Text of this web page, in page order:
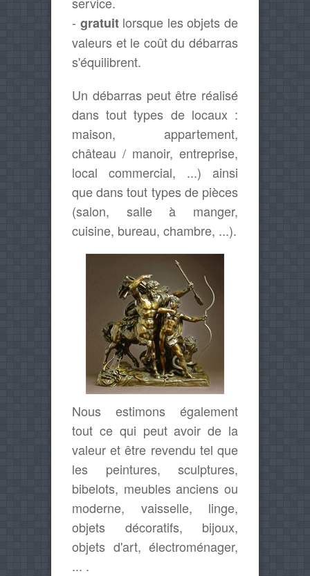
- gratuitlorsque les objets de
valeurs et le coût du débarras
s'équilibrent.
Un débarras peut être réalisé
dans tout types de locaux :
maison, appartement,
château / manoir, entreprise,
local commercial, ...) ainsi
que dans tout types de pièces
(salon, salle à manger,
cuisine, bureau, chambre, ...).
Nous estimons également
tout ce qui peut avoir de la
valeur et être revendu tel que
les peintures, sculptures,
bibelots, meubles anciens ou
moderne, vaisselle, linge,
objets décoratifs, bijoux,
objets d'art, électroménager,
... .